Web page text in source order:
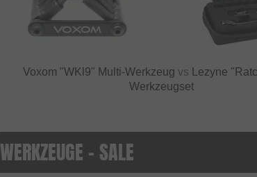
Voxom "WKl9" Multi-Werkzeug vs Lezyne
Werkzeugset
WERKZEUGE - SALE